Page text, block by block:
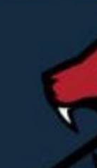
(terzo dei
la sesta
dalla 10^
Matteo